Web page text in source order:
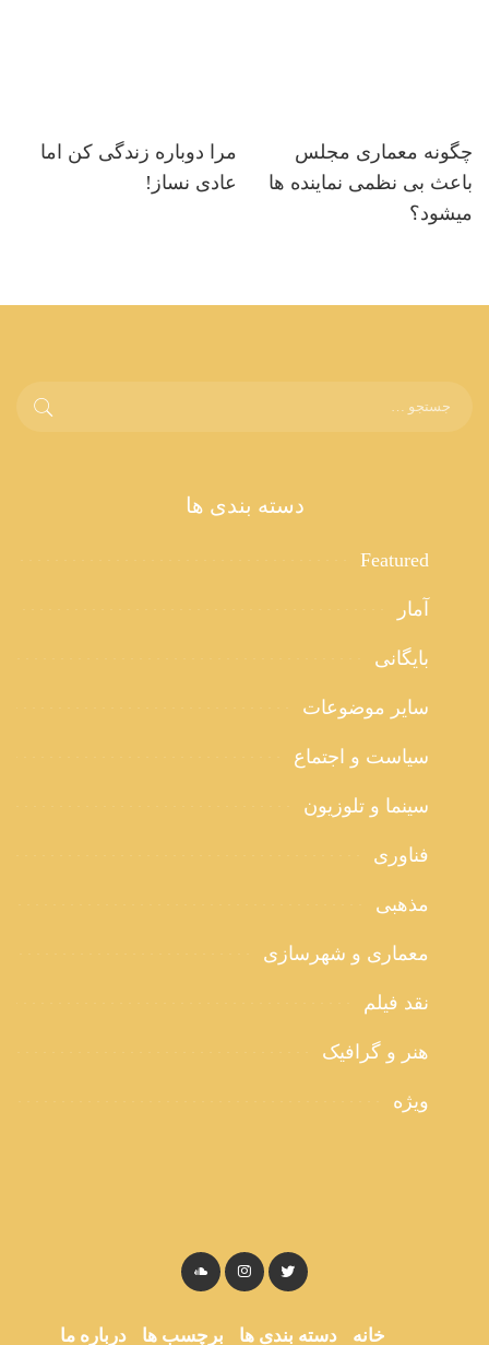
چگونه معماری مجلس
باعث بی نظمی نماینده ها
میشود؟
مرا دوباره زندگی کن اما
عادی نساز!
دسته بندی ها
Featured
آمار
بایگانی
سایر موضوعات
سیاست و اجتماع
سینما و تلوزیون
فناوری
مذهبی
معماری و شهرسازی
نقد فیلم
هنر و گرافیک
ویژه
خانه دسته بندی ها برچسب ها درباره ما